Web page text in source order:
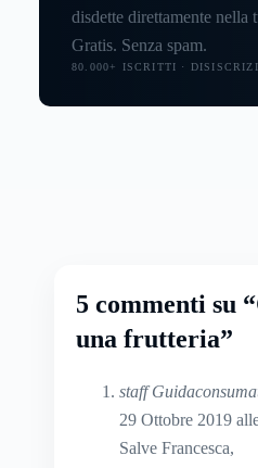
disdette direttamente nella
Gratis. Senza spam.
80.000+ ISCRITTI ·
5 commenti su
una frutteria”
staff
29 Ottobre 2019
Salve Francesca,